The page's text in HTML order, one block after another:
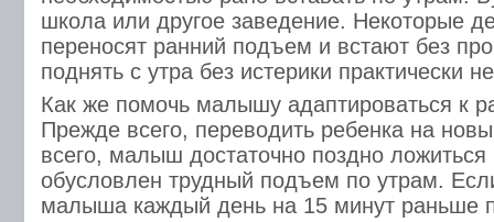
школа или другое заведение. Некоторые
переносят ранний подъем и встают без
поднять с утра без истерики практически
Как же помочь малышу адаптироваться к
Прежде всего, переводить ребенка на
всего, малыш достаточно поздно ложиться
обусловлен трудный подъем по утрам.
малыша каждый день на 15 минут раньше